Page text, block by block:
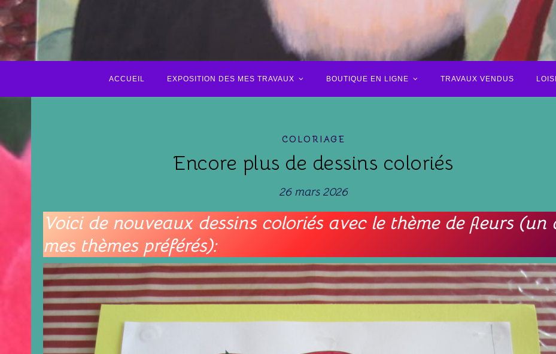
ACCUEIL EXPOSITION DES MES TRAVAUX BOUTIQUE EN LIGNE TRAVAUX VENDUS
COLORIAGE
Encore plus de dessins coloriés
26 mars 2026
Voici de nouveaux dessins coloriés avec le thème de fleurs (un
mes thèmes préférés):